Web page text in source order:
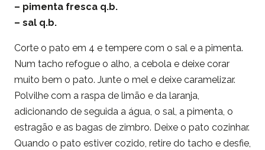
– pimenta fresca q.b.
– sal q.b.
Corte o pato em 4 e tempere com o sal e a pimenta.
Num tacho refogue o alho, a cebola e deixe corar
muito bem o pato. Junte o mel e deixe caramelizar.
Polvilhe com a raspa de limão e da laranja,
adicionando de seguida a água, o sal, a pimenta, o
estragão e as bagas de zimbro. Deixe o pato cozinhar.
Quando o pato estiver cozido, retire do tacho e desfie,